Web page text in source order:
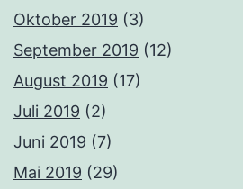
Oktober 2019 (3)
September 2019 (12)
August 2019 (17)
Juli 2019 (2)
Juni 2019 (7)
Mai 2019 (29)